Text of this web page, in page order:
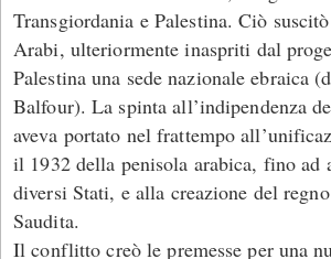
Transgiordania e Palestina. Ciò
Arabi, ulteriormente inaspriti dal
Palestina una sede nazionale ebraica
Balfour). La spinta all’indipendenza
aveva portato nel frattempo
il 1932 della penisola arabica, fino ad
diversi Stati, e alla creazione del
Saudita.
Il conflitto creò le premesse per una